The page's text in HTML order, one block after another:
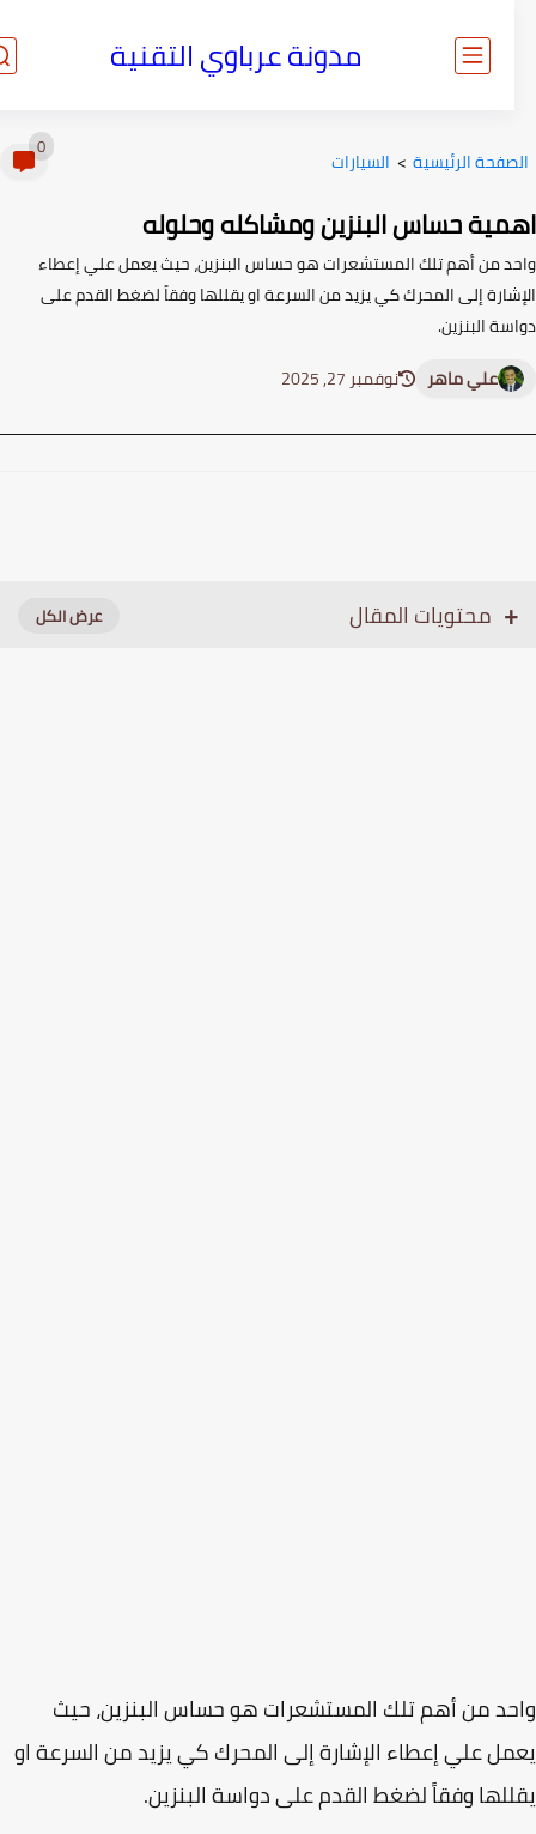
مدونة عرباوي التقنية
الرئيسية> السيارات
حساس البنزين ومشاكله وحلوله
من أهم تلك المستشعرات هو حساس البنزين، حيث يعمل علي إعطاء
إلى المحرك كي يزيد من السرعة او يقللها وفقاً لضغط القدم على
البنزين.
علي ماهر
نوفمبر 27, 2025
محتويات المقال
من أهم تلك المستشعرات هو حساس البنزين، حيث
علي إعطاء الإشارة إلى المحرك كي يزيد من السرعة او
وفقاً لضغط القدم على دواسة البنزين.